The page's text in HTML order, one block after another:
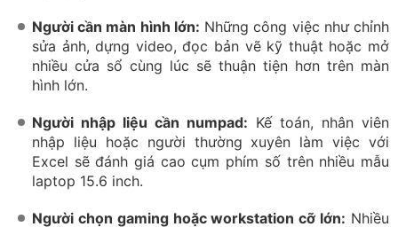
Người cần màn hình lớn: Những công việc như chỉnh
sửa ảnh, dựng video, đọc bản vẽ kỹ thuật hoặc mở
nhiều cửa sổ cùng lúc sẽ thuận tiện hơn trên màn
hình lớn.
Người nhập liệu cần numpad: Kế toán, nhân viên
nhập liệu hoặc người thường xuyên làm việc với
Excel sẽ đánh giá cao cụm phím số trên nhiều mẫu
laptop 15.6 inch.
Người chọn gaming hoặc workstation cỡ lớn: Nhiều